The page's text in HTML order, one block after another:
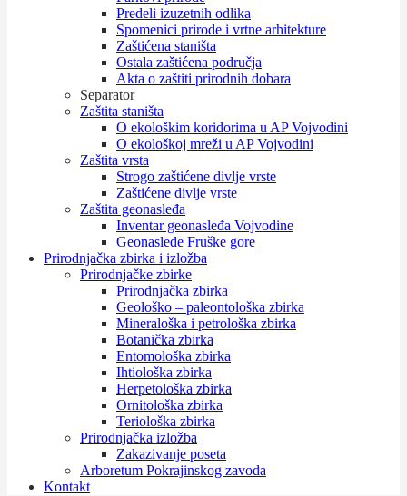
Predeli izuzetnih odlika
Spomenici prirode i vrtne arhitekture
Zaštićena staništa
Ostala zaštićena područja
Akta o zaštiti prirodnih dobara
Separator
Zaštita staništa
O ekološkim koridorima u AP Vojvodini
O ekološkoj mreži u AP Vojvodini
Zaštita vrsta
Strogo zaštićene divlje vrste
Zaštićene divlje vrste
Zaštita geonasleđa
Inventar geonasleđa Vojvodine
Geonasleđe Fruške gore
Prirodnjačka zbirka i izložba
Prirodnjačke zbirke
Prirodnjačka zbirka
Geološko – paleontološka zbirka
Mineraloška i petrološka zbirka
Botanička zbirka
Entomološka zbirka
Ihtiološka zbirka
Herpetološka zbirka
Ornitološka zbirka
Teriološka zbirka
Prirodnjačka izložba
Zakazivanje poseta
Arboretum Pokrajinskog zavoda
Kontakt